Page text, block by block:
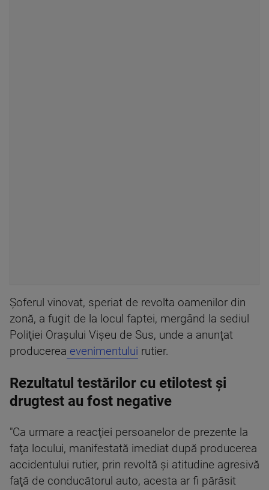
Şoferul vinovat, speriat de revolta oamenilor din
zonă, a fugit de la locul faptei, mergând la sediul
Poliţiei Oraşului Vişeu de Sus, unde a anunţat
producerea evenimentului rutier.
Rezultatul testărilor cu etilotest și
drugtest au fost negative
"Ca urmare a reacţiei persoanelor de prezente la
faţa locului, manifestată imediat după producerea
accidentului rutier, prin revoltă şi atitudine agresivă
faţă de conducătorul auto, acesta ar fi părăsit